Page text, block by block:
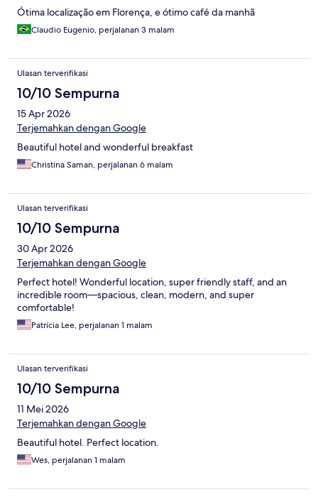
Ótima localização em Florença, e ótimo café da manhã
Claudio Eugenio, perjalanan 3 malam
Ulasan terverifikasi
10/10 Sempurna
15 Apr 2026
Terjemahkan dengan Google
Beautiful hotel and wonderful breakfast
Christina Saman, perjalanan 6 malam
Ulasan terverifikasi
10/10 Sempurna
30 Apr 2026
Terjemahkan dengan Google
Perfect hotel! Wonderful location, super friendly staff, and an
incredible room—spacious, clean, modern, and super
comfortable!
Patrícia Lee, perjalanan 1 malam
Ulasan terverifikasi
10/10 Sempurna
11 Mei 2026
Terjemahkan dengan Google
Beautiful hotel. Perfect location.
Wes, perjalanan 1 malam